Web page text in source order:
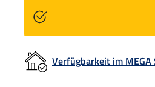
Verfügbarkeit im MEGA